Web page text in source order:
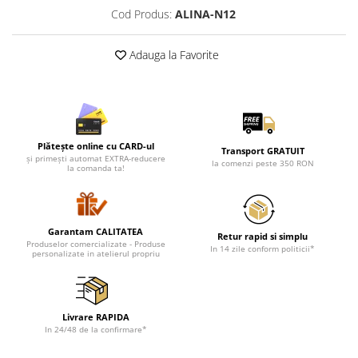
Pijamale de barbati
Halate si capoate
Pijamale
Halate si pijamale Family
Seturi elegante femei
Umbrele
Pijamale de copii
Pijamale BIG SIZE femei
Cadouri ocazii speciale
Cod Produs: ALINA-N12
Adauga la Favorite
Plătește online cu CARD-ul
și primești automat EXTRA-reducere
la comanda ta!
Transport GRATUIT
la comenzi peste 350 RON
Garantam CALITATEA
Produselor comercializate - Produse
personalizate in atelierul propriu
Retur rapid si simplu
In 14 zile conform politicii*
Livrare RAPIDA
In 24/48 de la confirmare*